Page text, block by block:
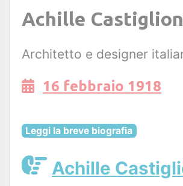
Achille
Architetto e designer
16 febbraio 1918
Leggi la breve biografia
Achille